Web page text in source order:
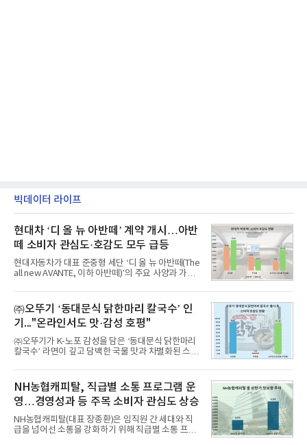
빅데이터 라이프
현대차 ‘디 올 뉴 아반떼’ 계약 개시…아반
떼 소비자 관심도·호감도 모두 급등
현대자동차가 대표 준중형 세단 ‘디 올 뉴 아반떼(The
all new AVANTE, 이하 아반떼)’의 주요 사양과 가격
떼는 6년 만에 선보이는 8세대 완전변경 모델로, ▲정
교한 선과 면을 중심으로 완성한 파격적인 디자인 ▲
과거 중형 세단 수준으로 확대된 차체 제원 ▲글로벌
최고 수준의 안전성 ▲성능과 효율을 동시에 높인 주
행 완성도 ▲첨단 편의 및 디지털 사양 적용 등을 통해
글로벌 준중형 세단의 새로운 기준을 세웠다.아반떼
는 가솔린 2.0과 1.6 하이브리드 두 가지 파워트레인
넘
㈜오뚜기 ‘동대문식 닭한마리 칼국수’ 인
기..."온라인서도 맛·감성 호평"
㈜오뚜기가 K-노포 감성을 담은 ‘동대문식 닭한마리
칼국수’ 라면이 깊고 담백한 국물 맛과 차별화된 스토
혔다.‘동대문식 닭한마리 칼국수’는 예상을 뛰어넘는
소비자 호응에 힘입어 지난 7월 13일 첫 선을 보인 지
단 18일 만에 누적 판매량 50만 개를 돌파하는 성과를
거두었다.이번 신제품은 개발진이 전국의 닭한마리
전문점을 직접 찾아 다니며 최적의 육수 비율을 완성
했다. 자극적이지 않으면서도 깊은 닭육수에 마늘의
개운한 풍미를 더했으며, 국물이 잘 배어들면서도 쫄
NH농협캐피탈, 직급별 소통 프로그램 운
영…경영성과 등 주목 소비자 관심도 상승
NH농협캐피탈(대표 장종환)은 임직원 간 세대와 직
급을 넘어선 소통을 강화하기 위해 직급별 소통 프로